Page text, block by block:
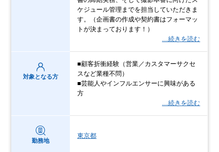
ケジュール管理までを担当していただきま
す。（企画書の作成や契約書はフォーマッ
トが決まっております！）
…続きを読む
対象となる方
■顧客折衝経験（営業／カスタマーサクセ
スなど業種不問）
■芸能人やインフルエンサーに興味がある
方
…続きを読む
勤務地
東京都